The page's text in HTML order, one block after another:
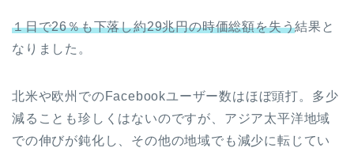
１日で26％も下落し約29兆円の時価総額を失う結果と
なりました。
北米や欧州でのFacebookユーザー数はほぼ頭打。多少
減ることも珍しくはないのですが、アジア太平洋地域
での伸びが鈍化し、その他の地域でも減少に転じてい